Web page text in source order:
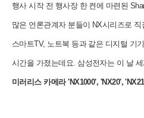
행사 시작 전 행사장 한 켠에 마련된
많은 언론관계자 분들이 NX시리즈로 직
스마트TV, 노트북 등과 같은 디지털 기
시간을 가졌는데요. 삼성전자는 이 날
미러리스 카메라 'NX1000', 'NX20',